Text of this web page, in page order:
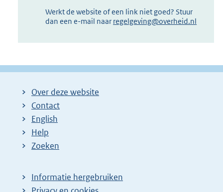
Werkt de website of een link niet goed? Stuur
dan een e-mail naar regelgeving@overheid.nl
Over deze website
Contact
English
Help
Zoeken
Informatie hergebruiken